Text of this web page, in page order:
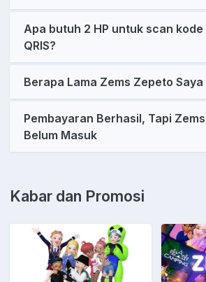
Apa butuh 2 HP untuk scan
QRIS?
Berapa Lama Zems Zepeto Saya
Pembayaran Berhasil, Tapi
Belum Masuk
Kabar dan Promosi